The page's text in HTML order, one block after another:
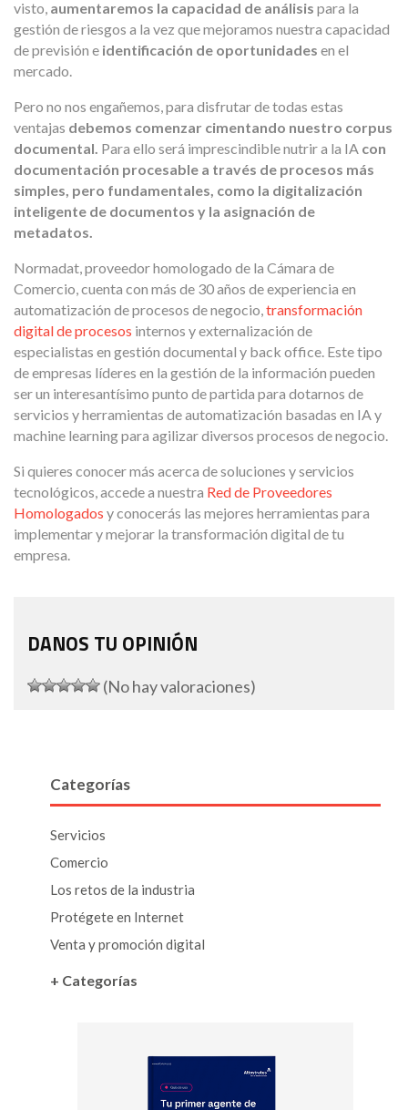
visto, aumentaremos la capacidad de análisis para la
gestión de riesgos a la vez que mejoramos nuestra capacidad
de previsión e identificación de oportunidades en el
mercado.
Pero no nos engañemos, para disfrutar de todas estas
ventajas debemos comenzar cimentando nuestro corpus
documental. Para ello será imprescindible nutrir a la IA con
documentación procesable a través de procesos más
simples, pero fundamentales, como la digitalización
inteligente de documentos y la asignación de
metadatos.
Normadat, proveedor homologado de la Cámara de
Comercio, cuenta con más de 30 años de experiencia en
automatización de procesos de negocio,transformación
digital de procesos internos y externalización de
especialistas en gestión documental y back office. Este tipo
de empresas líderes en la gestión de la información pueden
ser un interesantísimo punto de partida para dotarnos de
servicios y herramientas de automatización basadas en IA y
machine learning para agilizar diversos procesos de negocio.
Si quieres conocer más acerca de soluciones y servicios
tecnológicos, accede a nuestra Red de Proveedores
Homologados y conocerás las mejores herramientas para
implementar y mejorar la transformación digital de tu
empresa.
DANOS TU OPINIÓN
(No hay valoraciones)
Categorías
Servicios
Comercio
Los retos de la industria
Protégete en Internet
Venta y promoción digital
+ Categorías